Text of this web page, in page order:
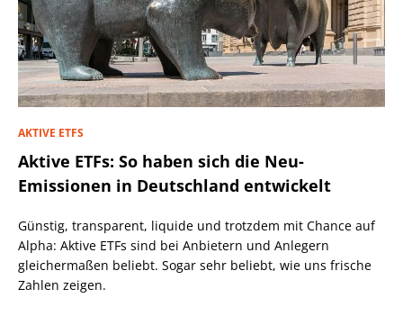
AKTIVE ETFS
Aktive ETFs: So haben sich die Neu-
Emissionen in Deutschland entwickelt
Günstig, transparent, liquide und trotzdem mit Chance auf
Alpha: Aktive ETFs sind bei Anbietern und Anlegern
gleichermaßen beliebt. Sogar sehr beliebt, wie uns frische
Zahlen zeigen.